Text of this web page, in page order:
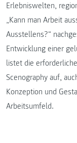
Erlebniswelten,
„Kann man Arbeit
Ausstellens?“
Entwicklung einer
listet die
Scenography auf,
Konzeption und
Arbeitsumfeld.